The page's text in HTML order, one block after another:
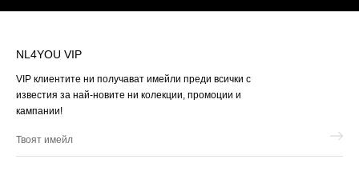
NL4YOU VIP
VIP клиентите ни получават имейли преди всички с
известия за най-новите ни колекции, промоции и
кампании!
Твоят
имейл